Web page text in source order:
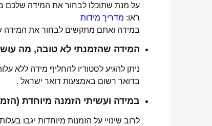
על מנת שתוכלו לבחור את המידה שלכם
ראו: מדריך מידות
במידה ואתם מתקשים לבחור את המידה
המידה שהזמנתי לא טובה, מה
ניתן להגיע לסטודיו להחליף מידה ללא
בדואר רשום באמצעות דואר ישראל .
במידה ועשיתי הזמנה מיוחדת
לרוב שינויי על הזמנות מיוחדות יגבו בעלות נוספת, בין 30-